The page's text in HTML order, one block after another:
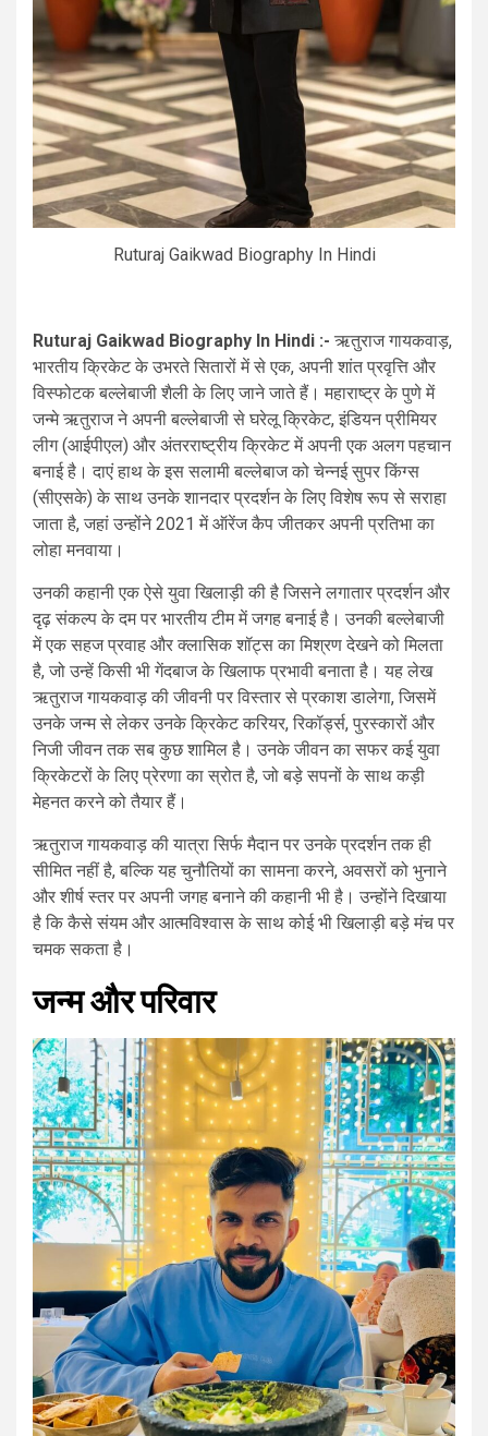
Ruturaj Gaikwad Biography In Hindi
Ruturaj Gaikwad Biography In Hindi :- ऋतुराज गायकवाड़,
भारतीय क्रिकेट के उभरते सितारों में से एक, अपनी शांत प्रवृत्ति और
विस्फोटक बल्लेबाजी शैली के लिए जाने जाते हैं। महाराष्ट्र के पुणे में
जन्मे ऋतुराज ने अपनी बल्लेबाजी से घरेलू क्रिकेट, इंडियन प्रीमियर
लीग (आईपीएल) और अंतरराष्ट्रीय क्रिकेट में अपनी एक अलग पहचान
बनाई है। दाएं हाथ के इस सलामी बल्लेबाज को चेन्नई सुपर किंग्स
(सीएसके) के साथ उनके शानदार प्रदर्शन के लिए विशेष रूप से सराहा
जाता है, जहां उन्होंने 2021 में ऑरेंज कैप जीतकर अपनी प्रतिभा का
लोहा मनवाया।
उनकी कहानी एक ऐसे युवा खिलाड़ी की है जिसने लगातार प्रदर्शन और
दृढ़ संकल्प के दम पर भारतीय टीम में जगह बनाई है। उनकी बल्लेबाजी
में एक सहज प्रवाह और क्लासिक शॉट्स का मिश्रण देखने को मिलता
है, जो उन्हें किसी भी गेंदबाज के खिलाफ प्रभावी बनाता है। यह लेख
ऋतुराज गायकवाड़ की जीवनी पर विस्तार से प्रकाश डालेगा, जिसमें
उनके जन्म से लेकर उनके क्रिकेट करियर, रिकॉर्ड्स, पुरस्कारों और
निजी जीवन तक सब कुछ शामिल है। उनके जीवन का सफर कई युवा
क्रिकेटरों के लिए प्रेरणा का स्रोत है, जो बड़े सपनों के साथ कड़ी
मेहनत करने को तैयार हैं।
ऋतुराज गायकवाड़ की यात्रा सिर्फ मैदान पर उनके प्रदर्शन तक ही
सीमित नहीं है, बल्कि यह चुनौतियों का सामना करने, अवसरों को भुनाने
और शीर्ष स्तर पर अपनी जगह बनाने की कहानी भी है। उन्होंने दिखाया
है कि कैसे संयम और आत्मविश्वास के साथ कोई भी खिलाड़ी बड़े मंच पर
चमक सकता है।
जन्म और परिवार